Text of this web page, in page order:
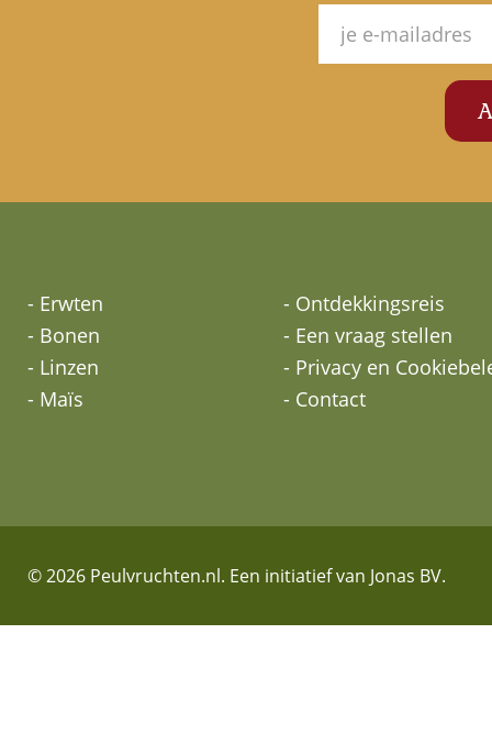
- Erwten
- Bonen
- Linzen
- Maïs
- Ontdekkingsreis
- Een vraag stellen
- Privacy en
- Contact
© 2026 Peulvruchten.nl. Een initiatief van Jonas BV.